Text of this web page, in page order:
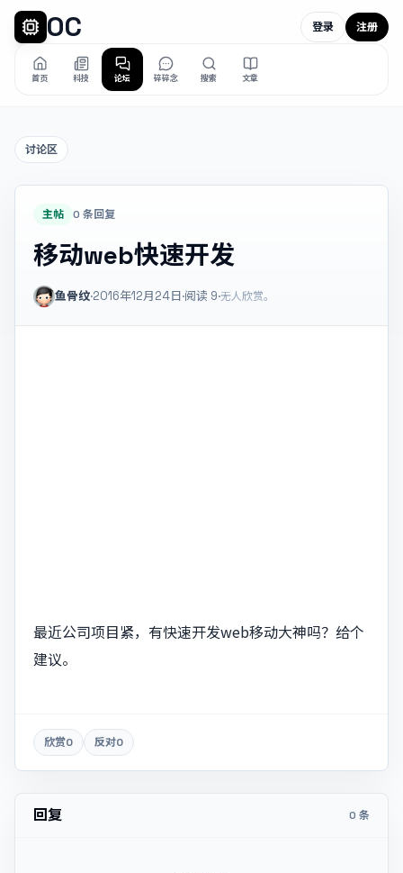
OC
首页 科技 论坛 碎碎念 搜索 文章
登录 注册
讨论区
主帖 0 条回复
移动web快速开发
鱼骨纹·2016年12月24日·阅读 9·无人欣赏。
最近公司项目紧，有快速开发web移动大神吗？给个
建议。
欣赏0 反对0
回复 0 条